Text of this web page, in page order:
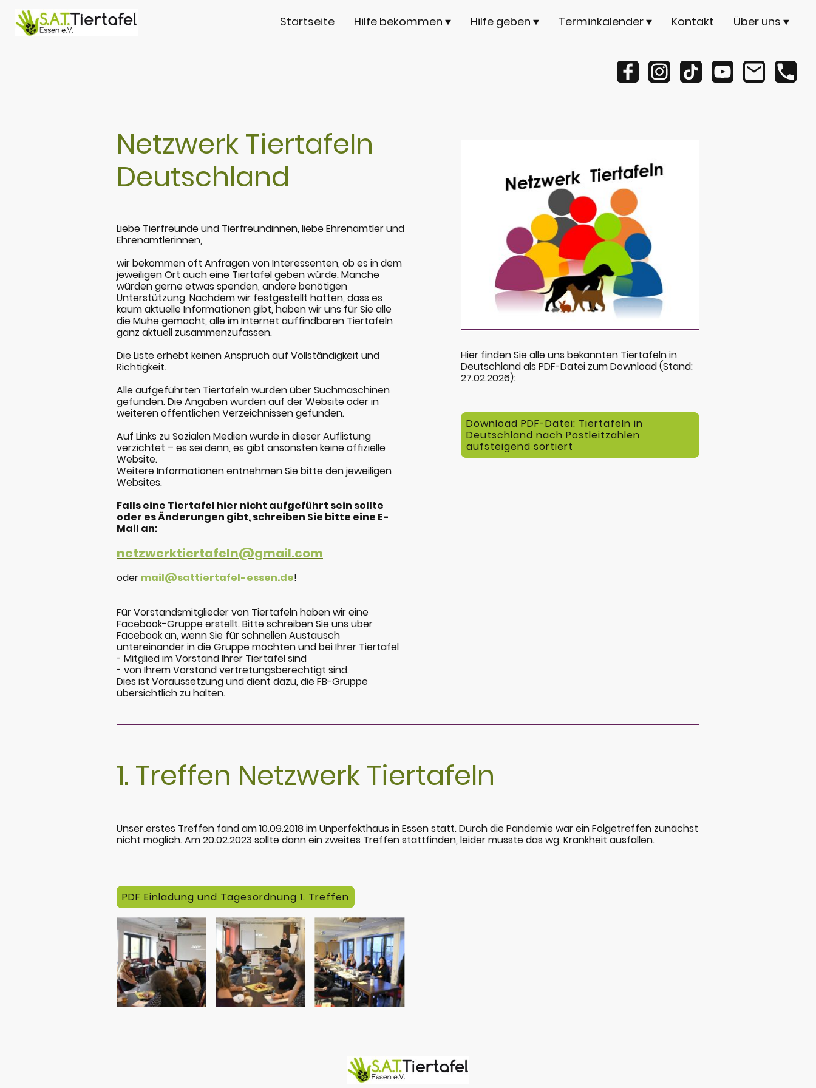
Startseite Hilfe bekommen Hilfe geben Terminkalender Kontakt Über uns
Netzwerk Tiertafeln
Deutschland
Liebe Tierfreunde und Tierfreundinnen, liebe Ehrenamtler und
Ehrenamtlerinnen,
wir bekommen oft Anfragen von Interessenten, ob es in dem
jeweiligen Ort auch eine Tiertafel geben würde. Manche
würden gerne etwas spenden, andere benötigen
Unterstützung. Nachdem wir festgestellt hatten, dass es
kaum aktuelle Informationen gibt, haben wir uns für Sie alle
die Mühe gemacht, alle im Internet auffindbaren Tiertafeln
ganz aktuell zusammenzufassen.
Die Liste erhebt keinen Anspruch auf Vollständigkeit und
Richtigkeit.
Alle aufgeführten Tiertafeln wurden über Suchmaschinen
gefunden. Die Angaben wurden auf der Website oder in
weiteren öffentlichen Verzeichnissen gefunden.
Auf Links zu Sozialen Medien wurde in dieser Auflistung
verzichtet – es sei denn, es gibt ansonsten keine offizielle
Website.
Weitere Informationen entnehmen Sie bitte den jeweiligen
Websites.
Falls eine Tiertafel hier nicht aufgeführt sein sollte
oder es Änderungen gibt, schreiben Sie bitte eine E-
Mail an:
netzwerktiertafeln@gmail.com
oder mail@sattiertafel-essen.de!
Für Vorstandsmitglieder von Tiertafeln haben wir eine
Facebook-Gruppe erstellt. Bitte schreiben Sie uns über
Facebook an, wenn Sie für schnellen Austausch
untereinander in die Gruppe möchten und bei Ihrer Tiertafel
- Mitglied im Vorstand Ihrer Tiertafel sind
- von Ihrem Vorstand vertretungsberechtigt sind.
Dies ist Voraussetzung und dient dazu, die FB-Gruppe
übersichtlich zu halten.
Hier finden Sie alle uns bekannten Tiertafeln in
Deutschland als PDF-Datei zum Download (Stand:
27.02.2026):
Download PDF-Datei: Tiertafeln in
Deutschland nach Postleitzahlen
aufsteigend sortiert
1. Treffen Netzwerk Tiertafeln
Unser erstes Treffen fand am 10.09.2018 im Unperfekthaus in Essen statt. Durch die Pandemie war ein Folgetreffen zunächst
nicht möglich. Am 20.02.2023 sollte dann ein zweites Treffen stattfinden, leider musste das wg. Krankheit ausfallen.
PDF Einladung und Tagesordnung 1. Treffen